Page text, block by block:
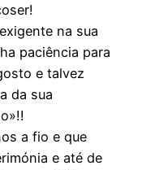
na sua
paciência para
e talvez
da sua
a fio e que
e até de